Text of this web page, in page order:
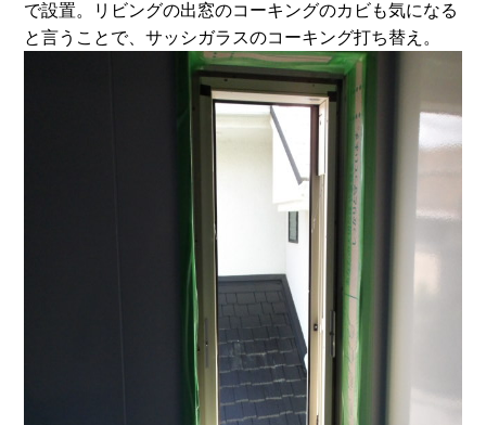
で設置。リビングの出窓のコーキングのカビも気になる
と言うことで、サッシガラスのコーキング打ち替え。